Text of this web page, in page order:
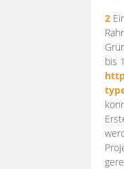
2
bis